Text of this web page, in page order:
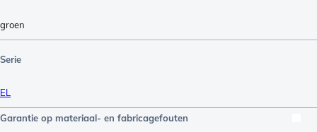
groen
Serie
EL
Garantie op materiaal- en fabricagefouten